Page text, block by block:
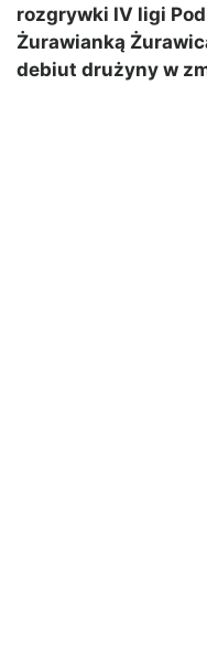
rozgrywki IV ligi
Żurawianką
debiut drużyny w